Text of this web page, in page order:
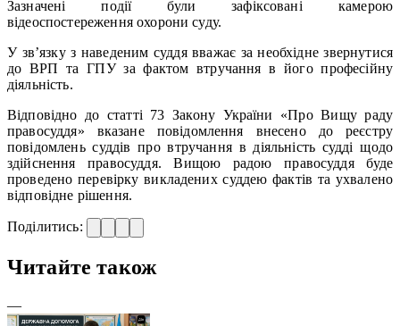
Зазначені події були зафіксовані камерою
відеоспостереження охорони суду.
У зв’язку з наведеним суддя вважає за необхідне звернутися
до ВРП та ГПУ за фактом втручання в його професійну
діяльність.
Відповідно до статті 73 Закону України «Про Вищу раду
правосуддя» вказане повідомлення внесено до реєстру
повідомлень суддів про втручання в діяльність судді щодо
здійснення правосуддя. Вищою радою правосуддя буде
проведено перевірку викладених суддею фактів та ухвалено
відповідне рішення.
Поділитись:
Читайте також
—